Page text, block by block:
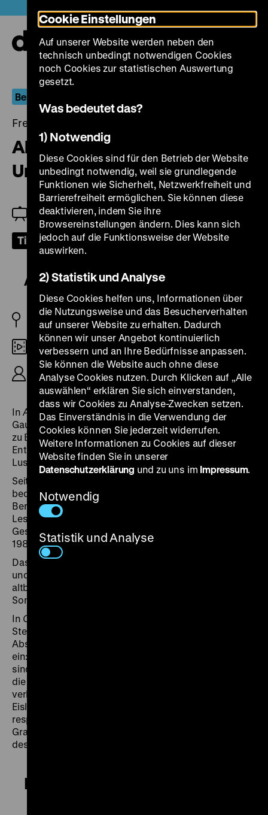
zum
Seiteninhalt
springen
Berlin.Dokument
Freitag, 17. März 2023, 18.00 Uhr
Aber das kennt man doch alles!
Unterwegs in Ost-Berlin
Jeanpaul Goergen
Tickets
Aber das kennt man doch alles!
DDR 1984
35mm
R: Heide Gauert, K: Hansjoachim Sommer, 27‘
InAber das kennt man doch alles!
(1984) erzählt Heide
Gauert bekannte und weniger bekannte Geschichten
zu Berliner Baudenkmälern, während die Kamera auf
Entdeckungsreise Unter den Linden und am
Lustgarten geht.
Seit 1787 war das Wohn- und Verlagshaus Nicolai ein
bedeutendes offenes Bürgerhaus im friderizianischen
Berlin der Aufklärung. 1910 beherbergte es ein
Lessing-Museum.
Geschichte und Gegenwart des Hauses vor, in dem
1987 das Institut für Denkmalpflege arbeitete.
Das Magazin
und Zeichnungen von Heinrich Zille, besucht die
altberliner Eckkneipe „Bötzow privat“ und bringt den
Song
In Chausseestraße 126
Steinkopff über den Dorotheenstädtischen Friedhof.
Abseits des Großstadtlärms lädt er zum Nachdenken
ein: „Was wird aus den Träumen derer, die gestorben
sind?“ Die Kamera von Christian Lehmann beobachtet
die blühende Natur, in der sich die wenigen Besucher
verlieren, verweilt auf den Gräbern von Brecht, Borsig,
Eisler, Heartfield, Hegel, Seghers und Schinkel, wahrt
respektvolle Distanz. Friedhofsarbeiter richten die
Grabstele des Bildhauers Schadow wieder auf. Ein Ort
des Innehaltens, aber „kein Ort der Trostlosigkeit“. (jg)
Berlin – Brüderstraße 13
Cookie Einstellungen
Auf unserer Website werden neben den
technisch unbedingt notwendigen Cookies
noch Cookies zur statistischen Auswertung
gesetzt.
Was bedeutet das?
1) Notwendig
Diese Cookies sind für den Betrieb der Website
unbedingt notwendig, weil sie grundlegende
Funktionen wie Sicherheit, Netzwerkfreiheit und
Barrierefreiheit ermöglichen. Sie können diese
deaktivieren, indem Sie ihre
Browsereinstellungen ändern. Dies kann sich
jedoch auf die Funktionsweise der Website
auswirken.
2) Statistik und Analyse
Diese Cookies helfen uns, Informationen über
die Nutzungsweise und das Besucherverhalten
auf unserer Website zu erhalten. Dadurch
können wir unser Angebot kontinuierlich
verbessern und an Ihre Bedürfnisse anpassen.
Sie können die Website auch ohne diese
Analyse Cookies nutzen. Durch Klicken auf „Alle
auswählen“ erklären Sie sich einverstanden,
dass wir Cookies zu Analyse-Zwecken setzen.
Das Einverständnis in die Verwendung der
Cookies können Sie jederzeit widerrufen.
Weitere Informationen zu Cookies auf dieser
Website finden Sie in unserer
Datenschutzerklärung und zu uns im Impressum.
Notwendig
Statistik und Analyse